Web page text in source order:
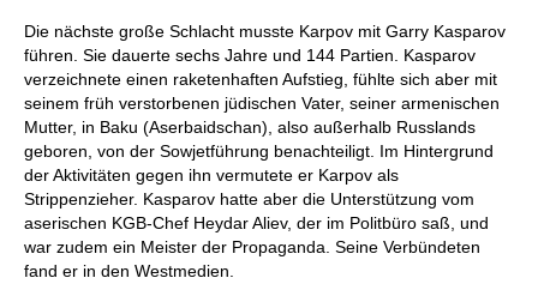
Die nächste große Schlacht musste Karpov mit Garry Kasparov
führen. Sie dauerte sechs Jahre und 144 Partien. Kasparov
verzeichnete einen raketenhaften Aufstieg, fühlte sich aber mit
seinem früh verstorbenen jüdischen Vater, seiner armenischen
Mutter, in Baku (Aserbaidschan), also außerhalb Russlands
geboren, von der Sowjetführung benachteiligt. Im Hintergrund
der Aktivitäten gegen ihn vermutete er Karpov als
Strippenzieher. Kasparov hatte aber die Unterstützung vom
aserischen KGB-Chef Heydar Aliev, der im Politbüro saß, und
war zudem ein Meister der Propaganda. Seine Verbündeten
fand er in den Westmedien.